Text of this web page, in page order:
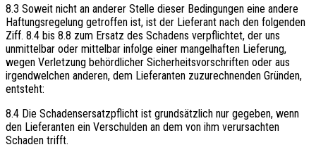
8.3 Soweit nicht an anderer Stelle dieser Bedingungen eine andere
Haftungsregelung getroffen ist, ist der Lieferant nach den folgenden
Ziff. 8.4 bis 8.8 zum Ersatz des Schadens verpflichtet, der uns
unmittelbar oder mittelbar infolge einer mangelhaften Lieferung,
wegen Verletzung behördlicher Sicherheitsvorschriften oder aus
irgendwelchen anderen, dem Lieferanten zuzurechnenden Gründen,
entsteht:
8.4 Die Schadensersatzpflicht ist grundsätzlich nur gegeben, wenn
den Lieferanten ein Verschulden an dem von ihm verursachten
Schaden trifft.